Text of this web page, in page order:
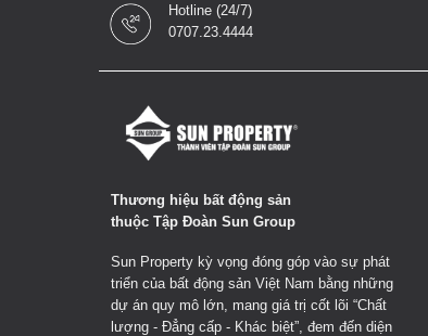
Hotline (24/7)
0707.23.4444
Thương hiệu bất động sản
thuộc Tập Đoàn Sun Group
Sun Property kỳ vọng đóng góp vào sự phát
triển của bất động sản Việt Nam bằng những
dự án quy mô lớn, mang giá trị cốt lõi “Chất
lượng - Đẳng cấp - Khác biệt”, đem đến diện